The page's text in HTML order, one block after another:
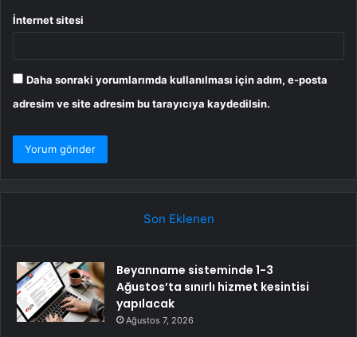
İnternet sitesi
Daha sonraki yorumlarımda kullanılması için adım, e-posta
adresim ve site adresim bu tarayıcıya kaydedilsin.
Son Eklenen
Beyanname sisteminde 1-3
Ağustos’ta sınırlı hizmet kesintisi
yapılacak
Ağustos 7, 2026